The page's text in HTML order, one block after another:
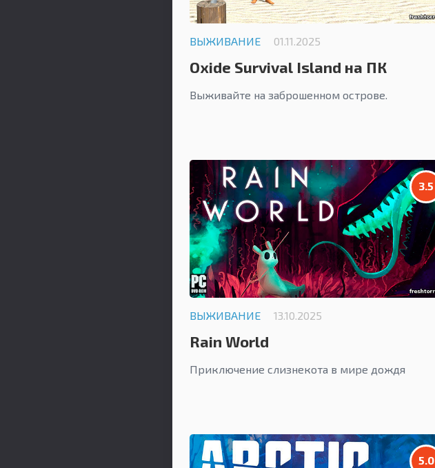
ВЫЖИВАНИЕ 01.11.2025
Oxide Survival Island на ПК
Выживайте на заброшенном острове.
3.5
ВЫЖИВАНИЕ 13.10.2025
Rain World
Приключение слизнекота в мире дождя
5.0